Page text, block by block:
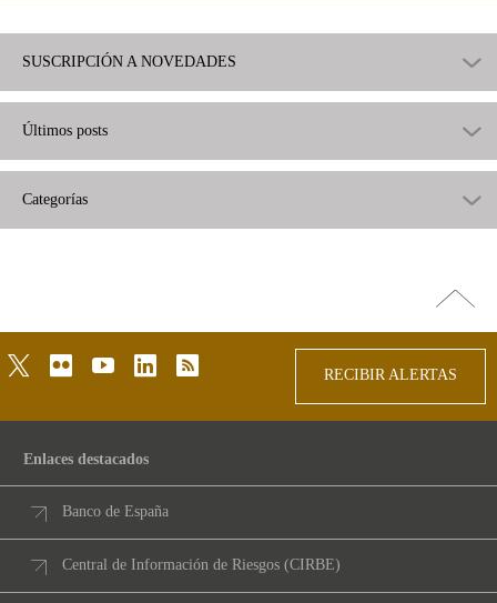
SUSCRIPCIÓN A NOVEDADES
Últimos posts
Categorías
arriba
twitterflickr youtubelinkedinrss
RECIBIR ALERTAS
Enlaces destacados
Banco de España
Central de Información de Riesgos (CIRBE)